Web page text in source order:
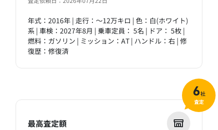
年式：2016年 | 走行：～12万キロ | 色：白(ホワイト)
系 | 車検：2027年8月 | 乗車定員： 5名 | ドア： 5枚 |
燃料：ガソリン | ミッション：AT | ハンドル：右 | 修
復歴：修復済
最高査定額
6社
査定